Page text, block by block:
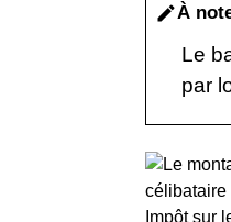
editÀ
Le
par
Impôt sur